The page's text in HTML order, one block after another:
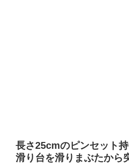
長さ25cmのピンセット
滑り台を滑りまぶたから